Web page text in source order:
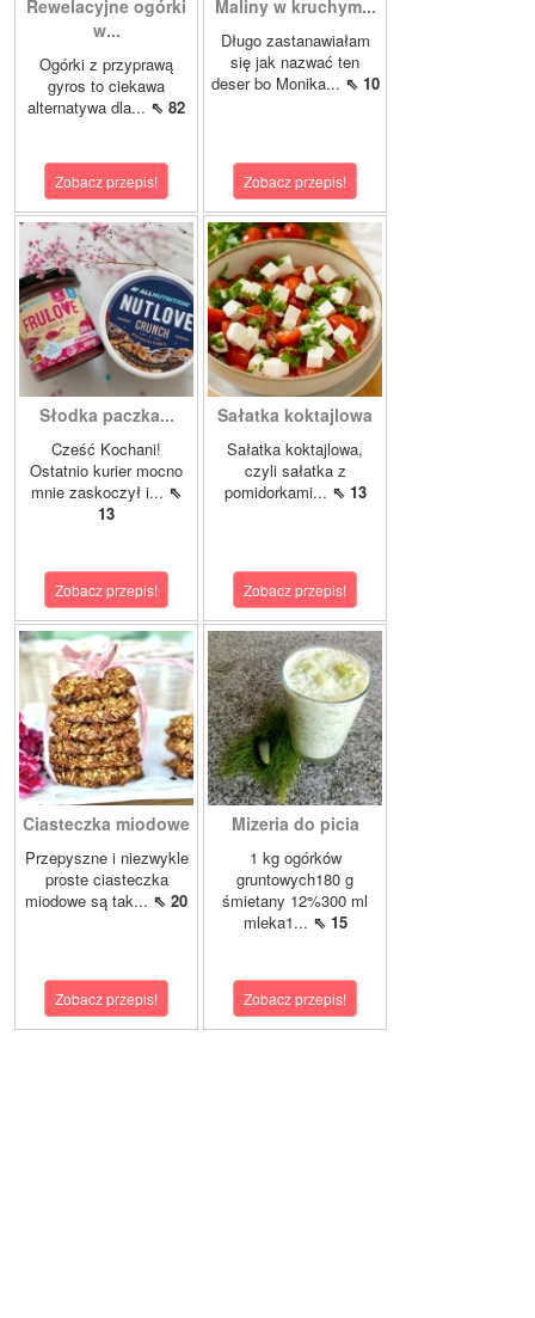
Rewelacyjne ogórki
w...
Ogórki z przyprawą
gyros to ciekawa
alternatywa dla... ⇖ 82
Zobacz przepis!
Maliny w kruchym...
Długo zastanawiałam
się jak nazwać ten
deser bo Monika... ⇖ 10
Zobacz przepis!
Słodka paczka...
Cześć Kochani!
Ostatnio kurier mocno
mnie zaskoczył i... ⇖
13
Zobacz przepis!
Sałatka koktajlowa
Sałatka koktajlowa,
czyli sałatka z
pomidorkami... ⇖ 13
Zobacz przepis!
Ciasteczka miodowe
Przepyszne i niezwykle
proste ciasteczka
miodowe są tak... ⇖ 20
Zobacz przepis!
Mizeria do picia
1 kg ogórków
gruntowych180 g
śmietany 12%300 ml
mleka1... ⇖ 15
Zobacz przepis!